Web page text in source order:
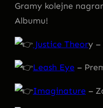
Gramy kolejne
Albumu!
Justice Theory –
Leash Eye –
Imaginature –